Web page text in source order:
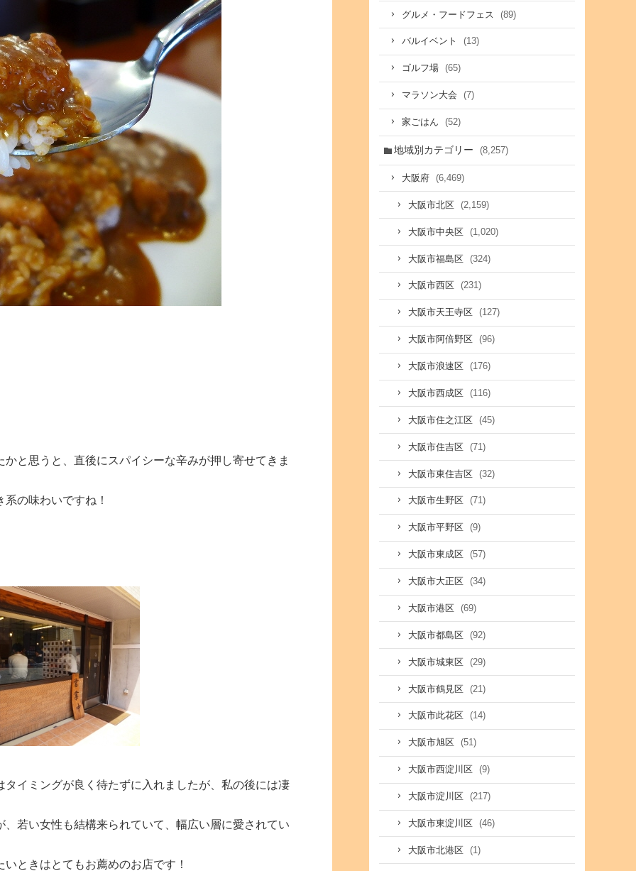
と思うと、直後にスパイシーな辛みが押し寄せてきま
の味わいですね！
イミングが良く待たずに入れましたが、私の後には凄
若い女性も結構来られていて、幅広い層に愛されてい
ときはとてもお薦めのお店です！
グルメ・フードフェス (89)
バルイベント (13)
ゴルフ場 (65)
マラソン大会 (7)
家ごはん (52)
地域別カテゴリー (8,257)
大阪府 (6,469)
大阪市北区 (2,159)
大阪市中央区 (1,020)
大阪市福島区 (324)
大阪市西区 (231)
大阪市天王寺区 (127)
大阪市阿倍野区 (96)
大阪市浪速区 (176)
大阪市西成区 (116)
大阪市住之江区 (45)
大阪市住吉区 (71)
大阪市東住吉区 (32)
大阪市生野区 (71)
大阪市平野区 (9)
大阪市東成区 (57)
大阪市大正区 (34)
大阪市港区 (69)
大阪市都島区 (92)
大阪市城東区 (29)
大阪市鶴見区 (21)
大阪市此花区 (14)
大阪市旭区 (51)
大阪市西淀川区 (9)
大阪市淀川区 (217)
大阪市東淀川区 (46)
大阪市北港区 (1)